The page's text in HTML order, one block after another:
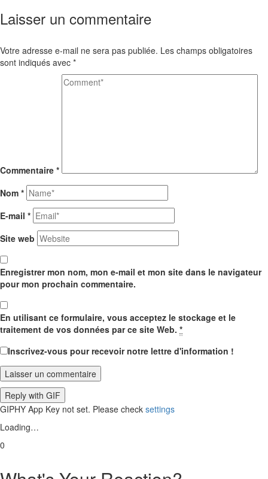
Laisser un commentaire
Votre adresse e-mail ne sera pas publiée. Les champs obligatoires
sont indiqués avec *
Commentaire *
Nom *
E-mail *
Site web
Enregistrer mon nom, mon e-mail et mon site dans le navigateur
pour mon prochain commentaire.
En utilisant ce formulaire, vous acceptez le stockage et le
traitement de vos données par ce site Web. *
Inscrivez-vous pour recevoir notre lettre d'information !
Laisser un commentaire
Reply with GIF
GIPHY App Key not set. Please check settings
Loading…
0